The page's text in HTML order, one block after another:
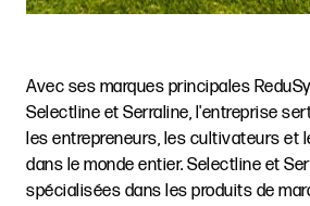
Avec ses marques principales
Selectline et Serraline, l'entreprise
les entrepreneurs, les cultivateurs et
dans le monde entier. Selectline et
spécialisées dans les produits de